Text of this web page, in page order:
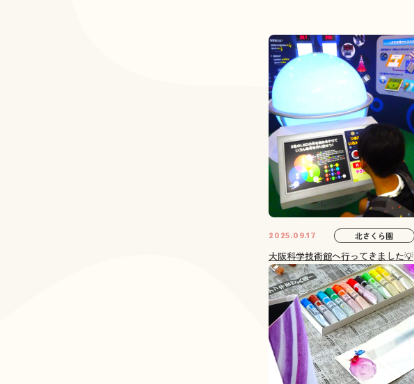
2025.09.17 北さくら園
大阪科学技術館へ行ってきました💡